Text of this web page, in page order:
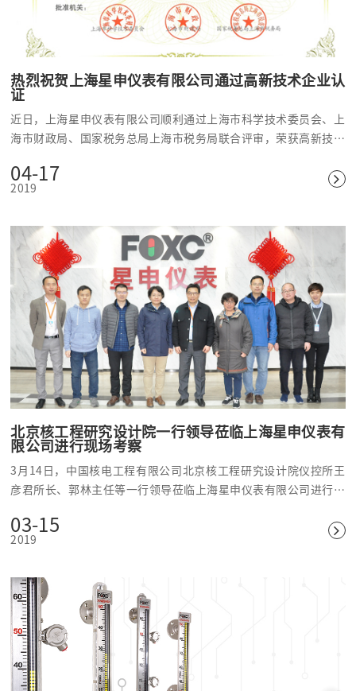
热烈祝贺上海星申仪表有限公司通过高新技术企业认
证
近日，上海星申仪表有限公司顺利通过上海市科学技术委员会、上
海市财政局、国家税务总局上海市税务局联合评审，荣获高新技术
04-17
2019
北京核工程研究设计院一行领导莅临上海星申仪表有
限公司进行现场考察
3月14日，中国核电工程有限公司北京核工程研究设计院仪控所王
彦君所长、郭林主任等一行领导莅临上海星申仪表有限公司进行考
03-15
2019